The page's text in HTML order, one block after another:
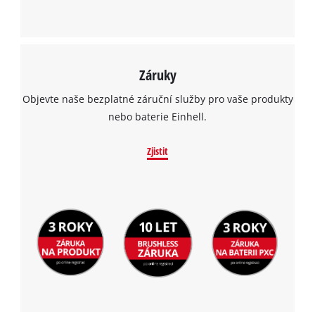
visitor. The website owner needs to setup
the site with their CMP to add this content
to the list of technologies used.
Powered by Usercentrics Consent
Záruky
Objevte naše bezplatné záruční služby pro vaše produkty
nebo baterie Einhell.
Zjistit